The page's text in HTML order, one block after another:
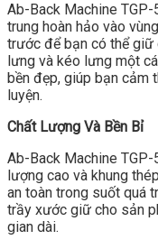
Ab-Back Machine
trung hoàn hảo vào
trước để bạn có thể giữ
lưng và kéo lưng một
bền đẹp, giúp bạn cảm
luyện.
Chất Lượng Và Bền Bỉ
Ab-Back Machine
lượng cao và khung
an toàn trong suốt quá
trầy xước giữ cho sản
gian dài.